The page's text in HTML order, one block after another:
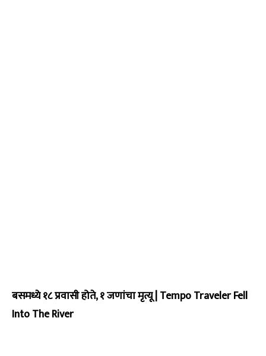
बसमध्ये १८ प्रवासी होते, १ जणांचा मृत्यू | Tempo Traveler Fell
Into The River